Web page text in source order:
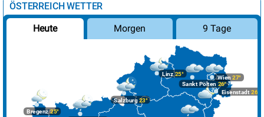
ÖSTERREICH WETTER
Heute Morgen 9 Tage
Bregenz25°
Linz25°
Salzburg23°
Wien 27°
Eisenstadt 26°
Sankt Pölten 26°